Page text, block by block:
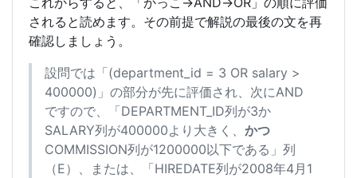
されると読めます。その前提で解説の最後の文を再
確認しましょう。
設問では「(department_id = 3 OR salary >
400000)」の部分が先に評価され、次にAND
ですので、「DEPARTMENT_ID列が3か
SALARY列が400000より大きく、 かつ
COMMISSION列が1200000以下である」列
（E）、または、「HIREDATE列が2008年4月1